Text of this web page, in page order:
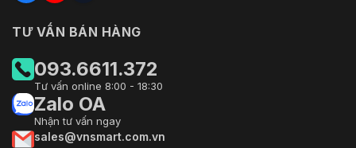
TƯ VẤN BÁN HÀNG
093.6611.372
Tư vấn online 8:00 - 18:30
Zalo OA
Nhận tư vấn ngay
sales@vnsmart.com.vn